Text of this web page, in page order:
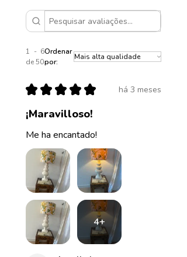
1 - 6
de 50
Ordenar
por:
★ ★ ★ ★ ★ há 3 meses
¡Maravilloso!
Me ha encantado!
4+